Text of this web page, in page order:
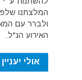
המלצתנו
ולברר עם
האירוע הנ"ל.
אולי